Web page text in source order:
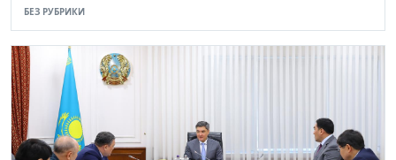
БЕЗ РУБРИКИ